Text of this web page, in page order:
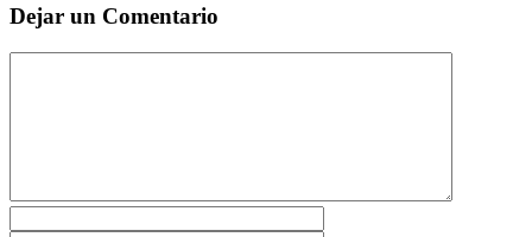
Dejar un Comentario